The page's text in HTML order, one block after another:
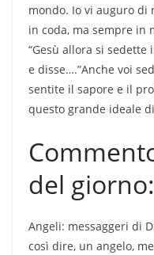
mondo. Io vi auguro di
in coda, ma sempre in
“Gesù allora si
e disse….”Anche voi
sentite il sapore e il
questo grande ideale
del giorno:
Angeli: messaggeri di
così dire, un angelo,